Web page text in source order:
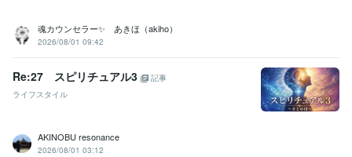
魂カウンセラー✨ あきほ（akiho）
2026/08/01 09:42
Re:27 スピリチュアル3
記事
ライフスタイル
AKINOBU resonance
2026/08/01 03:12